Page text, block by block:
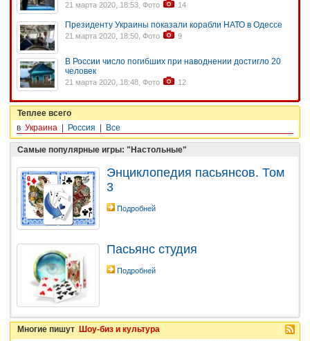
21 марта 2020, 18:53, Фото 14
Президенту Украины показали корабли НАТО в Одессе
21 марта 2020, 18:50, Фото 9
В России число погибших при наводнении достигло 20
человек
21 марта 2020, 18:48, Фото 12
Теплее всего
в Украина | Россия | Все
Самые популярные игры: "Настольные"
Энциклопедия пасьянсов. Том
3
Подробней
Пасьянс студия
Подробней
Многие пишут Шоу-биз и культура